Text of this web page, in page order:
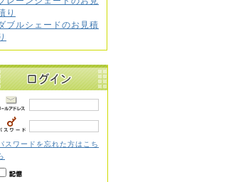
り
ブルシェードのお見積
スワードを忘れた方はこち